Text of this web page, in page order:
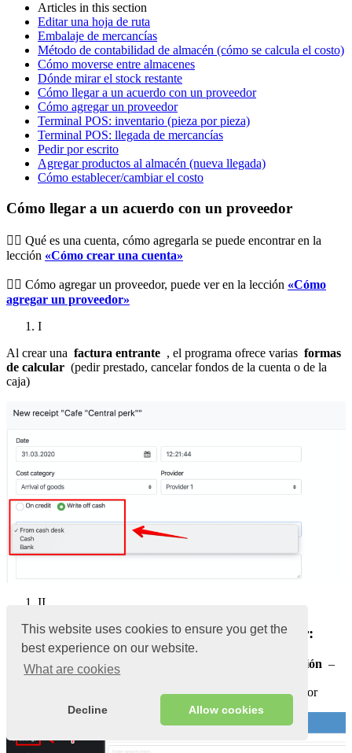
This website uses cookies to ensure you get the
best experience on our website.
What are cookies
Decline Allow cookies
Articles in this section
Editar una hoja de ruta
Embalaje de mercancías
Método de contabilidad de almacén (cómo se calcula el costo)
Cómo moverse entre almacenes
Dónde mirar el stock restante
Cómo llegar a un acuerdo con un proveedor
Cómo agregar un proveedor
Terminal POS: inventario (pieza por pieza)
Terminal POS: llegada de mercancías
Pedir por escrito
Agregar productos al almacén (nueva llegada)
Cómo establecer/cambiar el costo
Cómo llegar a un acuerdo con un proveedor
☝🏼 Qué es una cuenta, cómo agregarla se puede encontrar en la
lección «Cómo crear una cuenta»
☝🏼 Cómo agregar un proveedor, puede ver en la lección «Cómo
agregar un proveedor»
I
Al crear una factura entrante , el programa ofrece varias formas
de calcular (pedir prestado, cancelar fondos de la cuenta o de la
caja)
II
Cómo ver el monto adeudado por el proveedor:
En elpanel de administración, Configuración –
Proveedores
muestra ladeudapor proveedor